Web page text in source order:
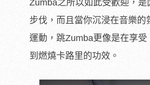
Zumba之所以如此受歡迎，
步伐，而且當你沉浸在音樂
運動，跳Zumba更像是在享
到燃燒卡路里的功效。